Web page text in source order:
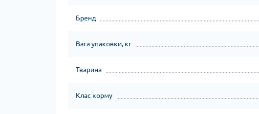
Бренд
Вага упаковки, кг
Тварина
Клас корму